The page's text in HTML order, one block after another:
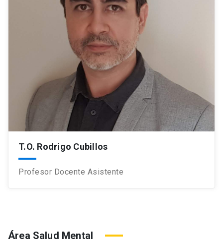
T.O. Rodrigo Cubillos
Profesor Docente Asistente
Área Salud Mental